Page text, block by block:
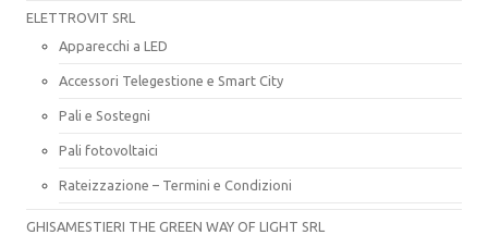
ELETTROVIT SRL
Apparecchi a LED
Accessori Telegestione e Smart City
Pali e Sostegni
Pali fotovoltaici
Rateizzazione – Termini e Condizioni
GHISAMESTIERI THE GREEN WAY OF LIGHT SRL